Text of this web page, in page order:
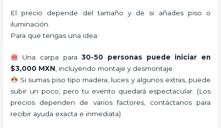
El precio depende del tamaño y de si añades piso o
iluminación.
Para que tengas una idea:
Una carpa para30-50 personas puede iniciar en
$3,000 MXN, incluyendo montaje y desmontaje.
Si sumas piso tipo madera, luces y algunos extras, puede
subir un poco, pero tu evento quedará espectacular. (Los
precios dependen de varios factores, contáctanos para
recibir ayuda exacta e inmediata)